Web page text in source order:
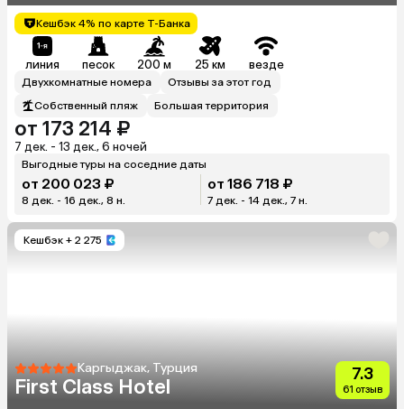
Кешбэк 4% по карте Т-Банка
линия песок 200 м 25 км везде
Двухкомнатные номера
Отзывы за этот год
Собственный пляж
Большая территория
от 173 214 ₽
7 дек. - 13 дек., 6 ночей
Выгодные туры на соседние даты
от 200 023 ₽
8 дек. - 16 дек., 8 н.
от 186 718 ₽
7 дек. - 14 дек., 7 н.
Кешбэк + 2 275
Каргыджак, Турция
First Class Hotel
7.3
61 отзыв